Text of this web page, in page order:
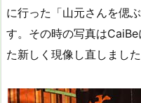
に行った「山元さんを偲
す。その時の写真は
た新しく現像し直しました